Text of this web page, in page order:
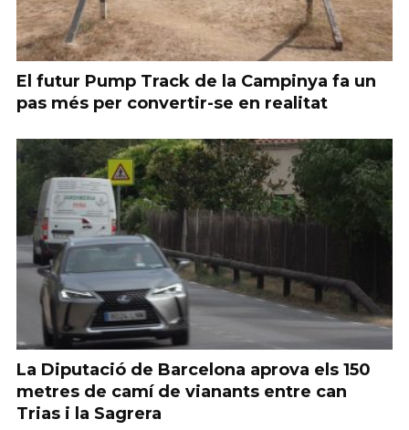
El futur Pump Track de la Campinya fa un
pas més per convertir-se en realitat
La Diputació de Barcelona aprova els 150
metres de camí de vianants entre can
Trias i la Sagrera